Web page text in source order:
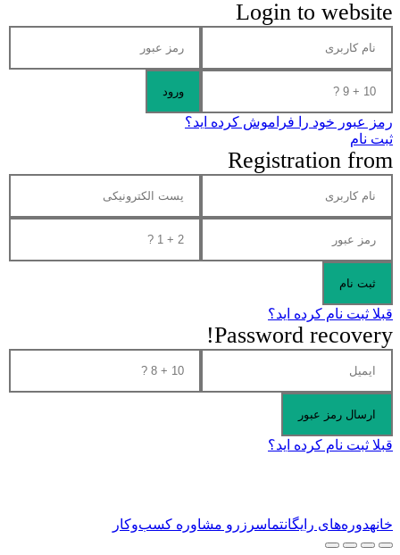
Login to website
رمز عبور خود را فراموش کرده اید؟
ثبت نام
Registration from
قبلا ثبت نام کرده اید؟
Password recovery!
قبلا ثبت نام کرده اید؟
خانهدوره‌های رایگانتماسرزرو مشاوره کسب‌وکار